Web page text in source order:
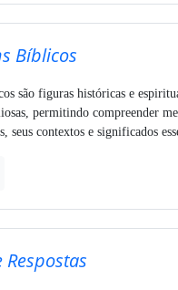
Bíblicos
são figuras históricas e
permitindo compreender
seus contextos e significados